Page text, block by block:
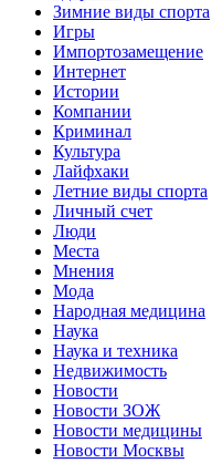
Зимние виды спорта
Игры
Импортозамещение
Интернет
Истории
Компании
Криминал
Культура
Лайфхаки
Летние виды спорта
Личный счет
Люди
Места
Мнения
Мода
Народная медицина
Наука
Наука и техника
Недвижимость
Новости
Новости ЗОЖ
Новости медицины
Новости Москвы